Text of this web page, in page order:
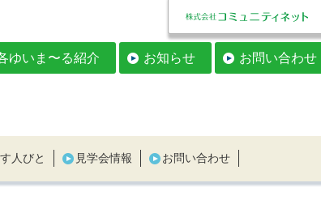
ゆいま〜る紹介 お知らせ お問い合わせ
人びと 見学会情報 お問い合わせ